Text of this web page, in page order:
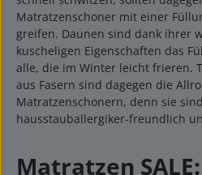
Matratzenschoner mit einer
greifen. Daunen sind dank ihrer
kuscheligen Eigenschaften das
alle, die im Winter leicht frieren.
aus Fasern sind dagegen die
Matratzenschonern, denn sie
hausstauballergiker-freundlich
Matratzen